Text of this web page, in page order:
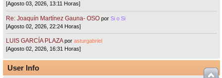
[Agosto 03, 2026, 13:11 Horas]
Re: Joaquín Martínez Gauna- OSO porSi o Si
[Agosto 02, 2026, 22:24 Horas]
LUIS GARCÍA PLAZA porasturgabriel
[Agosto 02, 2026, 16:31 Horas]
User Info